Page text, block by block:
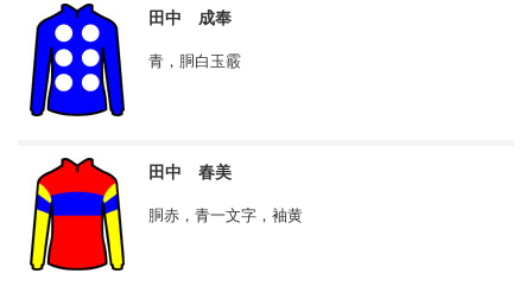
田中 成奉
青，胴白玉霰
田中 春美
胴赤，青一文字，袖黄